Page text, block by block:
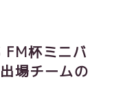
杯ミニバ
場チームの